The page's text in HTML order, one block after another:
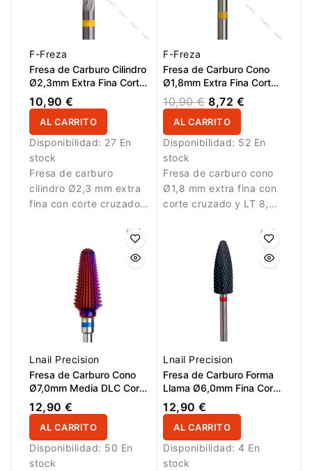
F-Freza
Fresa de Carburo Cilindro
Ø2,3mm Extra Fina Corte
Cruzado LT 14,0mm
10,90 €
AL CARRITO
Disponibilidad: 27 En
stock
Fresa de carburo
cilindro Ø2,3 mm extra
fina con corte cruzado y
detallados.
F-Freza
Fresa de Carburo Cono
Ø1,8mm Extra Fina Corte
Cruzado LT 8,0mm
10,90 € 8,72 €
AL CARRITO
Disponibilidad: 52 En
stock
Fresa de carburo cono
Ø1,8 mm extra fina con
corte cruzado y LT 8,0
Lnail Precision
Fresa de Carburo Cono
Ø7,0mm Media DLC Corte
Longitudinal LT 15,0mm
12,90 €
AL CARRITO
Disponibilidad: 50 En
stock
Lnail Precision
Fresa de Carburo Forma
Llama Ø6,0mm Fina Corte
Cruzado DLC LT 16,0mm
L/R
12,90 €
AL CARRITO
Disponibilidad: 4 En
stock